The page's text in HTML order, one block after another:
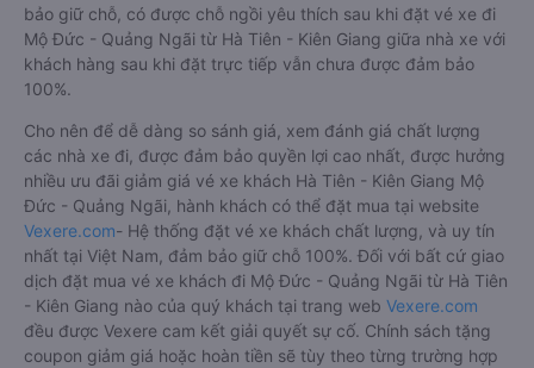
bảo giữ chỗ, có được chỗ ngồi yêu thích sau khi đặt vé xe đi
Mộ Đức - Quảng Ngãi từ Hà Tiên - Kiên Giang giữa nhà xe với
khách hàng sau khi đặt trực tiếp vẫn chưa được đảm bảo
100%.
Cho nên để dễ dàng so sánh giá, xem đánh giá chất lượng
các nhà xe đi, được đảm bảo quyền lợi cao nhất, được hưởng
nhiều ưu đãi giảm giá vé xe khách Hà Tiên - Kiên Giang Mộ
Đức - Quảng Ngãi, hành khách có thể đặt mua tại website
Vexere.com- Hệ thống đặt vé xe khách chất lượng, và uy tín
nhất tại Việt Nam, đảm bảo giữ chỗ 100%. Đối với bất cứ giao
dịch đặt mua vé xe khách đi Mộ Đức - Quảng Ngãi từ Hà Tiên
- Kiên Giang nào của quý khách tại trang web Vexere.com
đều được Vexere cam kết giải quyết sự cố. Chính sách tặng
coupon giảm giá hoặc hoàn tiền sẽ tùy theo từng trường hợp